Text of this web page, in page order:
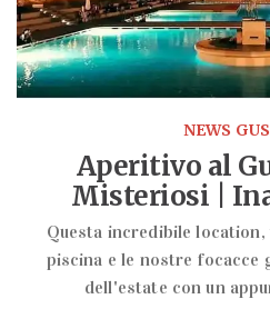
NEWS
Aperitivo al
Misteriosi |
Questa incredibile
piscina e le nostre focacce
dell'estate con un